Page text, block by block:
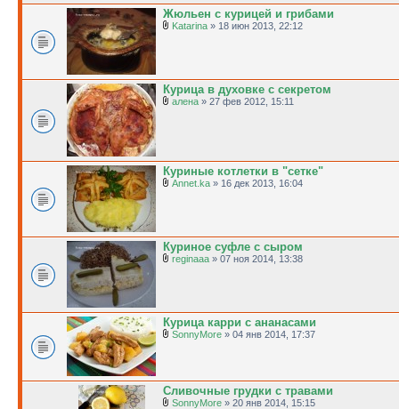
Жюльен с курицей и грибами
Katarina » 18 июн 2013, 22:12
Курица в духовке с секретом
алена » 27 фев 2012, 15:11
Куриные котлетки в "сетке"
Annet.ka » 16 дек 2013, 16:04
Куриное суфле с сыром
reginaaa » 07 ноя 2014, 13:38
Курица карри с ананасами
SonnyMore » 04 янв 2014, 17:37
Сливочные грудки с травами
SonnyMore » 20 янв 2014, 15:15